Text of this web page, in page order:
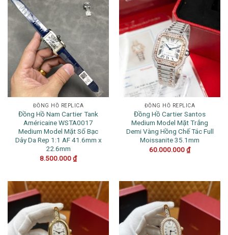
ĐỒNG HỒ REPLICA
Đồng Hồ Nam Cartier Tank
Américaine WSTA0017
Medium Model Mặt Số Bạc
Dây Da Rep 1:1 AF 41.6mm x
22.6mm
8.500.000₫
ĐỒNG HỒ REPLICA
Đồng Hồ Cartier Santos
Medium Model Mặt Trắng
Demi Vàng Hồng Chế Tác Full
Moissanite 35.1mm
60.000.000₫